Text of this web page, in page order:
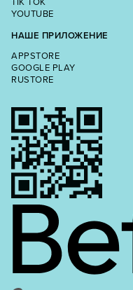
YOUTUBE
НАШЕ ПРИЛОЖЕНИЕ
APPSTORE
GOOGLE PLAY
RUSTORE